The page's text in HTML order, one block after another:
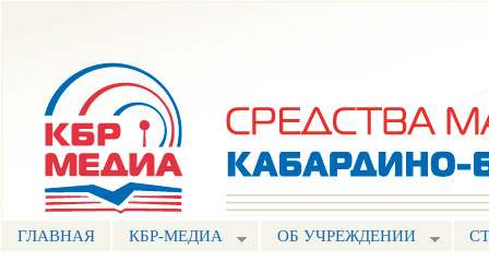
ГЛАВНАЯ КБР-МЕДИА ОБ УЧРЕЖДЕНИИ